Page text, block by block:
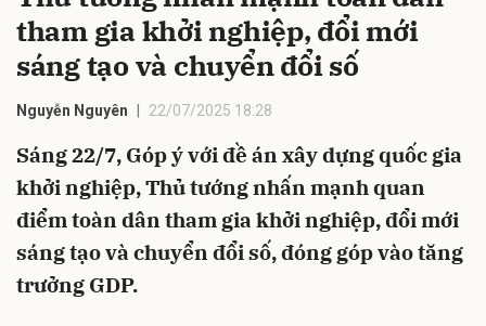
tham gia khởi nghiệp, đổi mới
sáng tạo và chuyển đổi số
Nguyễn Nguyên 22/07/2025 18:28
Sáng 22/7, Góp ý với đề án xây dựng quốc gia
khởi nghiệp, Thủ tướng nhấn mạnh quan
điểm toàn dân tham gia khởi nghiệp, đổi mới
sáng tạo và chuyển đổi số, đóng góp vào tăng
trưởng GDP.
Hủy